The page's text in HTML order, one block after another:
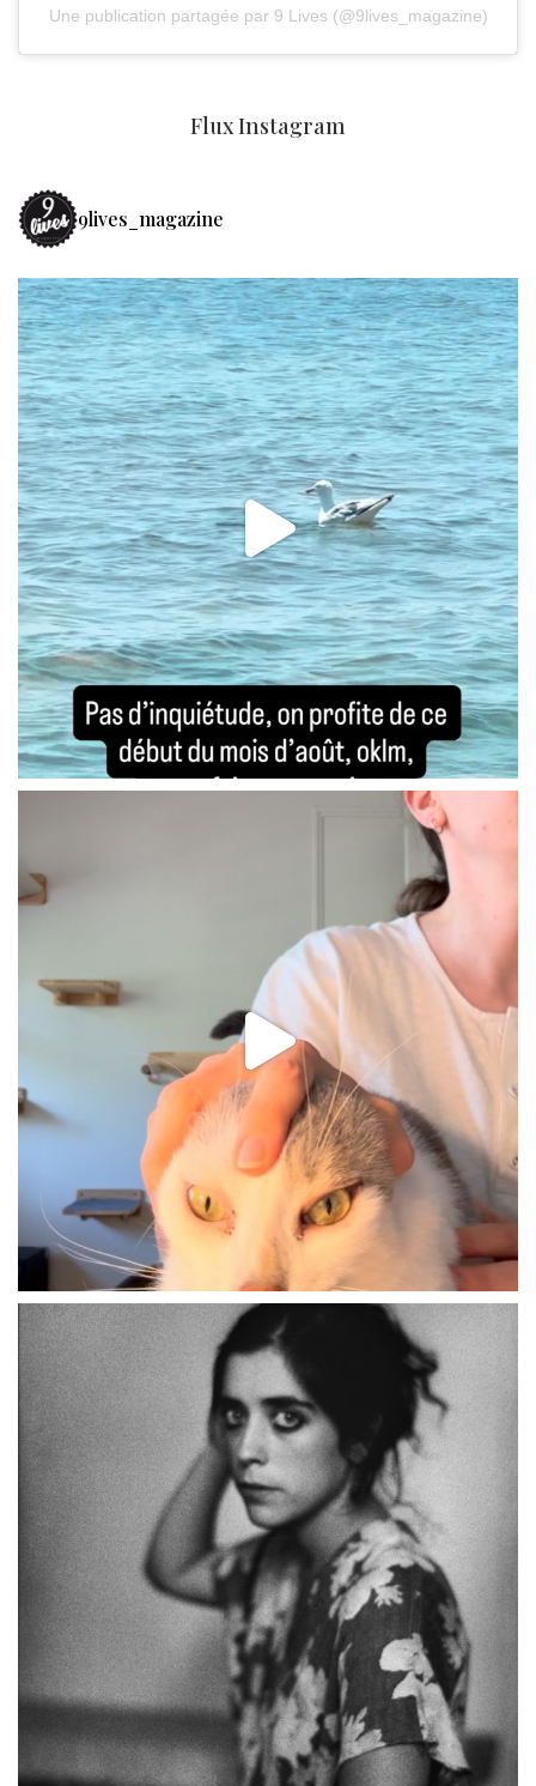
Une publication partagée par 9 Lives (@9lives_magazine)
Flux Instagram
9lives_magazine